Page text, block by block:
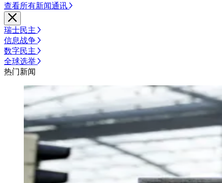
查看所有新闻通讯
瑞士民主
信息战争
数字民主
全球选举
热门新闻